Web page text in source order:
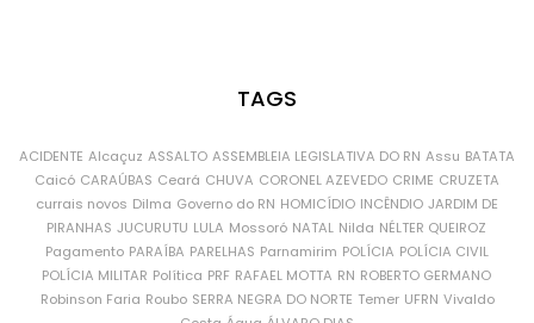
TAGS
ACIDENTE Alcaçuz ASSALTO ASSEMBLEIA LEGISLATIVA DO RN Assu BATATA
Caicó CARAÚBAS Ceará CHUVA CORONEL AZEVEDO CRIME CRUZETA
currais novos Dilma Governo do RN HOMICÍDIO INCÊNDIO JARDIM DE
PIRANHAS JUCURUTU LULA Mossoró NATAL Nilda NÉLTER QUEIROZ
Pagamento PARAÍBA PARELHAS Parnamirim POLÍCIA POLÍCIA CIVIL
POLÍCIA MILITAR Política PRF RAFAEL MOTTA RN ROBERTO GERMANO
Robinson Faria Roubo SERRA NEGRA DO NORTE Temer UFRN Vivaldo